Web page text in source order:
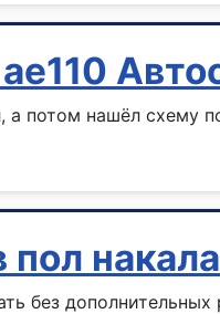
а потом нашёл схему
пол
без дополнительных